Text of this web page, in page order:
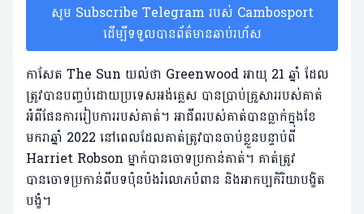
សូម Subscribe Telegram របស់ Cambosport
ដើម្បីទទួលបានព័ត៌មានឆាប់រហ័ស
កាសែត The Sun យល់ថា Greenwood អាយុ 21 ឆ្នាំ ដែល
ត្រូវបានបញ្ចប់ដោយប្រទេសអង់គ្លេស បានប្រាប់គ្រួសាររបស់គាត់
អំពីផែនការរៀបការរបស់គាត់។ អាជីពរបស់គាត់បានធ្លាក់ក្នុងខែ
មករាឆ្នាំ 2022 នៅពេលដែលគាត់ត្រូវបានចាប់ខ្លួនបន្ទាប់ពី
Harriet Robson ម្នាក់បានចោទប្រកាន់គាត់។ គាត់ត្រូវ
បានចោទប្រកាន់ពីបទប៉ុនប៉ងរំលោភបំពាន និងអាកប្បកិរិយាបង្ខិត
បង្ខំ។